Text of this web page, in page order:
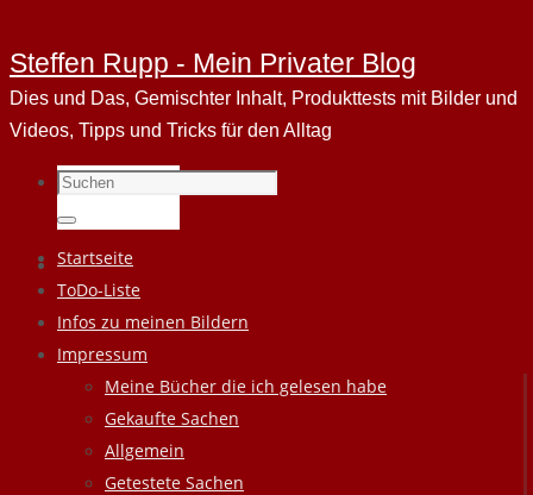
Steffen Rupp - Mein Privater Blog
Dies und Das, Gemischter Inhalt, Produkttests mit Bilder und
Videos, Tipps und Tricks für den Alltag
Suchen
nach:
Suchen
Zum
Inhalt
springen
Startseite
ToDo-Liste
Infos zu meinen Bildern
Impressum
Meine Bücher die ich gelesen habe
Gekaufte Sachen
Allgemein
Getestete Sachen